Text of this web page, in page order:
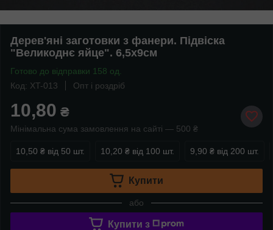
Дерев'яні заготовки з фанери. Підвіска
"Великоднє яйце". 6,5х9см
Готово до відправки 158 од.
Код: XT-013
Опт і роздріб
10,80 ₴
Мінімальна сума замовлення на сайті — 500 ₴
10,50 ₴ від 50 шт. 10,20 ₴ від 100 шт. 9,90 ₴ від 200 шт.
Купити
або
Купити з